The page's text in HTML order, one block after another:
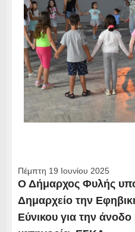
Πέμπτη 19 Ιουνίου 2025
Ο Δήμαρχος Φυλής
Δημαρχείο την
Εύνικου για την